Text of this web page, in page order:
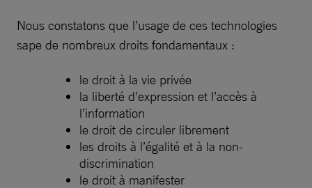
Nous constatons que l’usage de ces technologies
sape de nombreux droits fondamentaux :
le droit à la vie privée
la liberté d’expression et l’accès à
l’information
le droit de circuler librement
les droits à l’égalité et à la non-
discrimination
le droit à manifester